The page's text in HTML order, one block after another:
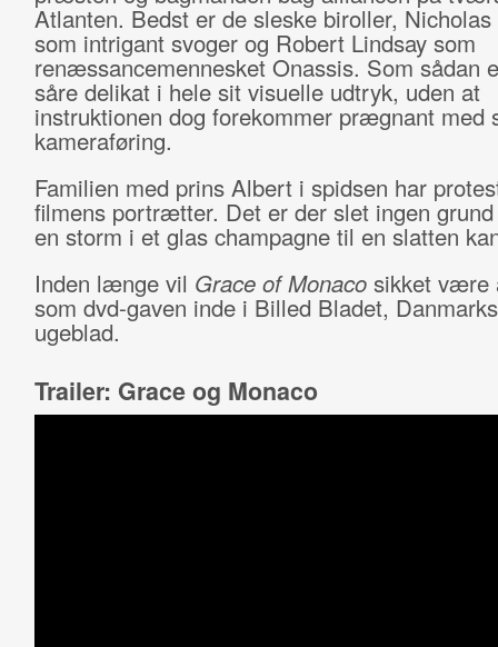
Atlanten. Bedst er de sleske biroller, Nicholas
som intrigant svoger og Robert Lindsay som
renæssancemennesket Onassis. Som sådan
såre delikat i hele sit visuelle udtryk, uden at
instruktionen dog forekommer prægnant med
kameraføring.
Familien med prins Albert i spidsen har
filmens portrætter. Det er der slet ingen
en storm i et glas champagne til en slatten
Inden længe vil Grace of Monaco sikket være
som dvd-gaven inde i Billed Bladet,
ugeblad.
Trailer: Grace og Monaco